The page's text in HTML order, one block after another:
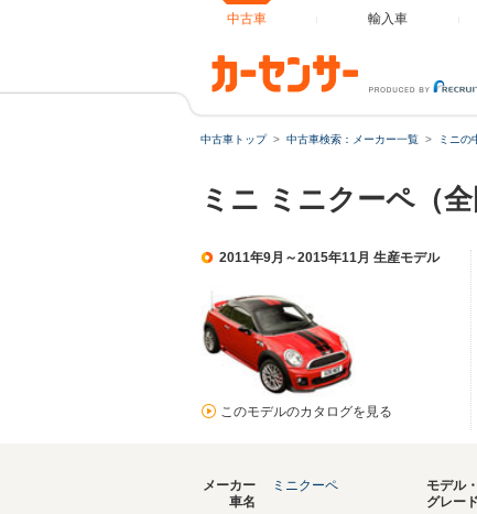
中古車 輸入車
中古車トップ 中古車検索：メーカー一覧 ミニの
ミニ ミニクーペ（
2011年9月～2015年11月 生産モデル
このモデルのカタログを見る
メーカー
車名
ミニクーペ
モデル・
グレード